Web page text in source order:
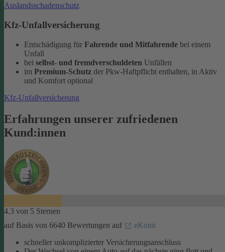
Auslandsschadenschutz
Kfz-Unfallversicherung
Entschädigung für Fahrende und Mitfahrende bei einem
Unfall
bei selbst- und fremdverschuldeten Unfällen
im Premium-Schutz der Pkw-Haftpflicht enthalten, in Aktiv
und Komfort optional
Kfz-Unfallversicherung
Erfahrungen unserer zufriedenen
Kund:innen
4.3 von 5 Sternen
auf Basis von 6640 Bewertungen auf
eKomi
schneller unkomplizierter Versicherungsanschluss